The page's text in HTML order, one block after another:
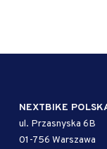
NEXTBIKE
ul. Przasnyska 6B
01-756 Warszawa